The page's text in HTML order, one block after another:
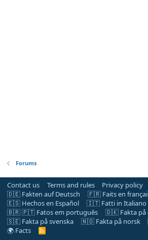
Forums
Contact us Terms and rules Privacy policy
🇩🇪 Fakten auf Deutsch
🇫🇷 Faits en
🇪🇸 Hechos en Español
🇮🇹 Fatti in Italiano
🇧🇷 🇵🇹 Fatos em português
🇩🇰 Fakta på
🇸🇪 Fakta på svenska
🇳🇴 Fakta på norsk
🌍 Facts
R